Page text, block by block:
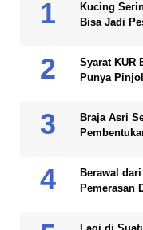
Kucing
Bisa Jadi
Syarat KUR
Punya
Braja Asri
Berawal
Pemerasan